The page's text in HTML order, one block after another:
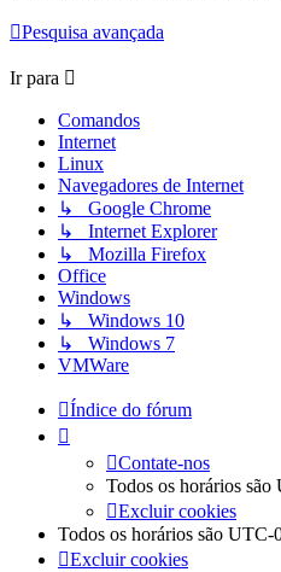
Pesquisa avançada
Ir para
Comandos
Internet
Linux
Navegadores de Internet
↳ Google Chrome
↳ Internet Explorer
↳ Mozilla Firefox
Office
Windows
↳ Windows 10
↳ Windows 7
VMWare
Índice do fórum
Contate-nos
Todos os horários são
Excluir cookies
Todos os horários são UTC-
Excluir cookies